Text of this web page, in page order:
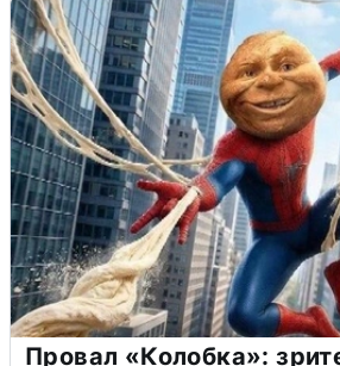
Провал «Колобка»: